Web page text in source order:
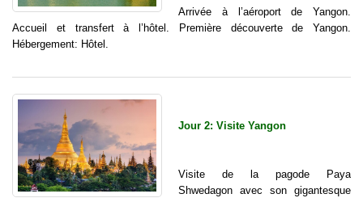
Arrivée à l’aéroport de Yangon.
Accueil et transfert à l’hôtel. Première découverte de Yangon.
Hébergement: Hôtel.
Jour 2: Visite Yangon
Visite de la pagode Paya
Shwedagon avec son gigantesque